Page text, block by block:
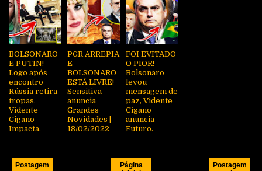
BOLSONARO
E PUTIN!
Logo após
encontro
Rússia retira
tropas,
Vidente
Cigano
Impacta.
PGR ARREPIA
E
BOLSONARO
ESTÁ LIVRE!
Sensitiva
anuncia
Grandes
Novidades |
18/02/2022
FOI EVITADO
O PIOR!
Bolsonaro
levou
mensagem de
paz, Vidente
Cigano
anuncia
Futuro.
Postagem
Postagem
Página